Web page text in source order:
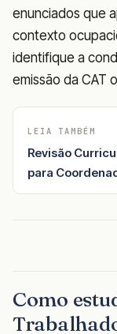
enunciados que
contexto
identifique a
emissão da CAT
LEIA TAMBÉM
Revisão
para
Como